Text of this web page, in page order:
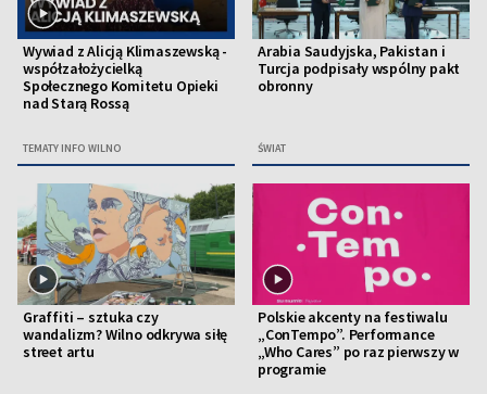
Wywiad z Alicją Klimaszewską -
współzałożycielką
Społecznego Komitetu Opieki
nad Starą Rossą
TEMATY INFO WILNO
Arabia Saudyjska, Pakistan i
Turcja podpisały wspólny pakt
obronny
ŚWIAT
Graffiti – sztuka czy
wandalizm? Wilno odkrywa siłę
street artu
Polskie akcenty na festiwalu
„ConTempo”. Performance
„Who Cares” po raz pierwszy w
programie